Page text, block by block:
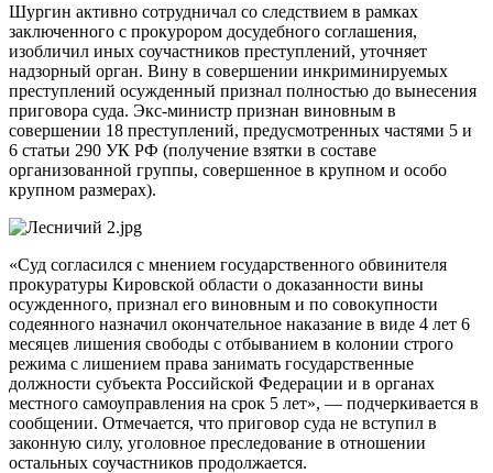
Шургин активно сотрудничал со следствием в рамках
заключенного с прокурором досудебного соглашения,
изобличил иных соучастников преступлений, уточняет
надзорный орган. Вину в совершении инкриминируемых
преступлений осужденный признал полностью до вынесения
приговора суда. Экс-министр признан виновным в
совершении 18 преступлений, предусмотренных частями 5 и
6 статьи 290 УК РФ (получение взятки в составе
организованной группы, совершенное в крупном и особо
крупном размерах).
«Суд согласился с мнением государственного обвинителя
прокуратуры Кировской области о доказанности вины
осужденного, признал его виновным и по совокупности
содеянного назначил окончательное наказание в виде 4 лет 6
месяцев лишения свободы с отбыванием в колонии строго
режима с лишением права занимать государственные
должности субъекта Российской Федерации и в органах
местного самоуправления на срок 5 лет», — подчеркивается в
сообщении. Отмечается, что приговор суда не вступил в
законную силу, уголовное преследование в отношении
остальных соучастников продолжается.